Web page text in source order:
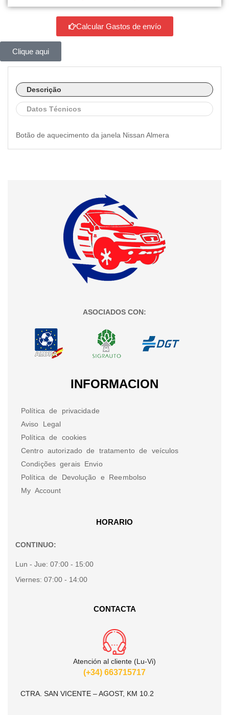
Calcular Gastos de envío
Clique aqui
Descrição
Datos Técnicos
Botão de aquecimento da janela Nissan Almera
ASOCIADOS CON:
INFORMACION
Política de privacidade
Aviso Legal
Política de cookies
Centro autorizado de tratamento de veículos
Condições gerais Envio
Política de Devolução e Reembolso
My Account
HORARIO
CONTINUO:
Lun - Jue: 07:00 - 15:00
Viernes: 07:00 - 14:00
CONTACTA
Atención al cliente (Lu-Vi)
(+34) 663715717
CTRA. SAN VICENTE – AGOST, KM 10.2